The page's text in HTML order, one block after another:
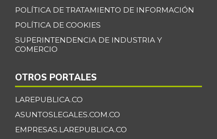
POLÍTICA DE TRATAMIENTO DE INFORMACIÓN
POLÍTICA DE COOKIES
SUPERINTENDENCIA DE INDUSTRIA Y
COMERCIO
OTROS PORTALES
LAREPUBLICA.CO
ASUNTOSLEGALES.COM.CO
EMPRESAS.LAREPUBLICA.CO